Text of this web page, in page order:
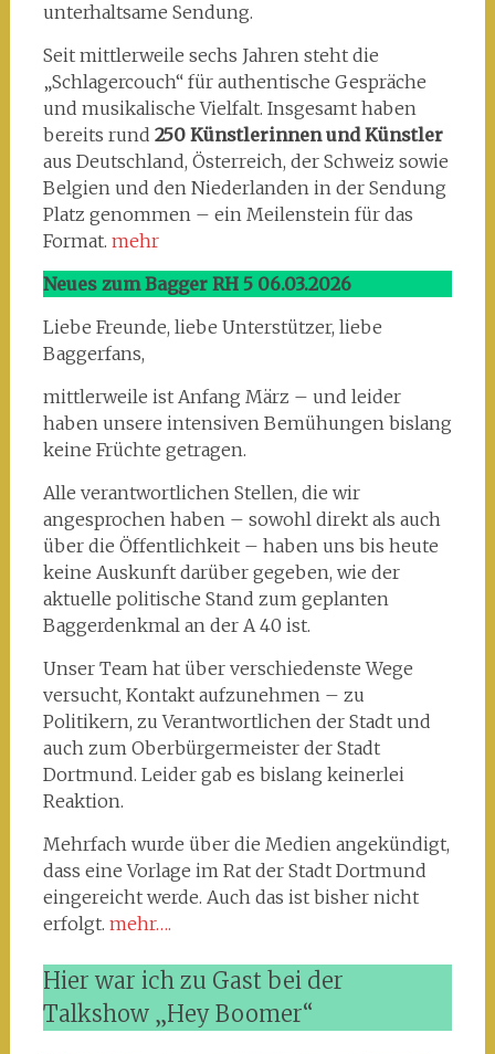
unterhaltsame Sendung.
Seit mittlerweile sechs Jahren steht die
„Schlagercouch“ für authentische Gespräche
und musikalische Vielfalt. Insgesamt haben
bereits rund 250 Künstlerinnen und Künstler
aus Deutschland, Österreich, der Schweiz sowie
Belgien und den Niederlanden in der Sendung
Platz genommen – ein Meilenstein für das
Format. mehr
Neues zum Bagger RH 5 06.03.2026
Liebe Freunde, liebe Unterstützer, liebe
Baggerfans,
mittlerweile ist Anfang März – und leider
haben unsere intensiven Bemühungen bislang
keine Früchte getragen.
Alle verantwortlichen Stellen, die wir
angesprochen haben – sowohl direkt als auch
über die Öffentlichkeit – haben uns bis heute
keine Auskunft darüber gegeben, wie der
aktuelle politische Stand zum geplanten
Baggerdenkmal an der A 40 ist.
Unser Team hat über verschiedenste Wege
versucht, Kontakt aufzunehmen – zu
Politikern, zu Verantwortlichen der Stadt und
auch zum Oberbürgermeister der Stadt
Dortmund. Leider gab es bislang keinerlei
Reaktion.
Mehrfach wurde über die Medien angekündigt,
dass eine Vorlage im Rat der Stadt Dortmund
eingereicht werde. Auch das ist bisher nicht
erfolgt. mehr….
Hier war ich zu Gast bei der
Talkshow „Hey Boomer“